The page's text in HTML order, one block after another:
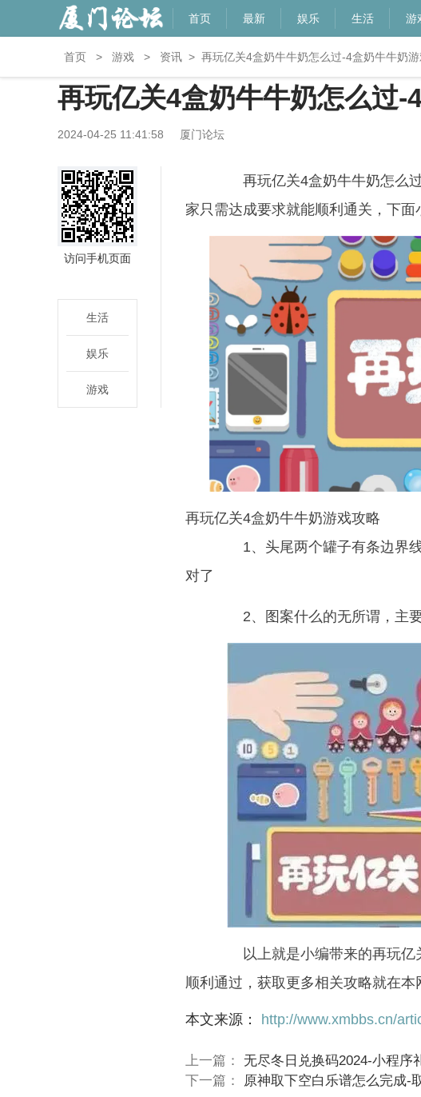
首页 最新 娱乐 生活 游
首页 > 游戏 > 资讯 > 再玩亿关4盒奶牛牛奶怎么过-4盒奶牛牛奶
再玩亿关4盒奶牛牛奶怎么过-
2024-04-25 11:41:58 厦门论坛
访问手机页面
生活
娱乐
游戏
再玩亿关4盒奶牛牛奶怎么过
家只需达成要求就能顺利通关，下面
再玩亿关4盒奶牛牛奶游戏攻略
1、头尾两个罐子有条边界线
对了
2、图案什么的无所谓，主要
以上就是小编带来的再玩亿
顺利通过，获取更多相关攻略就在本
本文来源： http://www.xmbbs.cn/
上一篇： 无尽冬日兑换码2024-小程序
下一篇：
原神取下空白乐谱怎么完成-